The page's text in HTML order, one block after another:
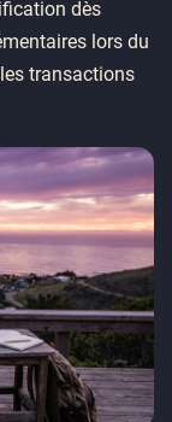
dès
lors du
transactions